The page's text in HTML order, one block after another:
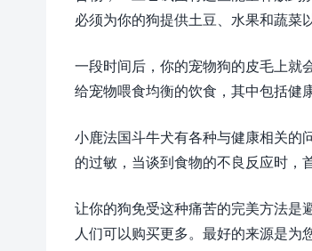
必须为你的狗提供土豆、水果和蔬菜
一段时间后，你的宠物狗的皮毛上就
给宠物喂食均衡的饮食，其中包括健
小鹿法国斗牛犬有各种与健康相关的
的过敏，当谈到食物的不良反应时，
让你的狗免受这种痛苦的完美方法是
人们可以购买更多。最好的来源是为